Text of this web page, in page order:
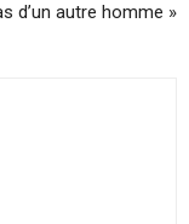
d’un autre homme »